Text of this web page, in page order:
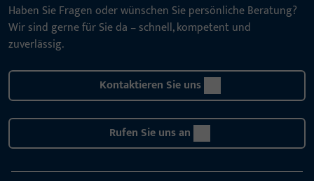
Haben Sie Fragen oder wünschen Sie persönliche Beratung?
Wir sind gerne für Sie da – schnell, kompetent und
zuverlässig.
Kontaktieren Sie uns
Rufen Sie uns an